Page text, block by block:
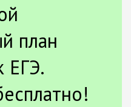
план
ЕГЭ.